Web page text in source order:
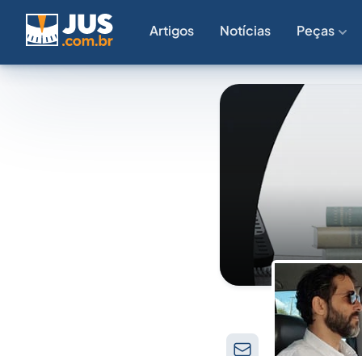
Artigos Notícias Peças